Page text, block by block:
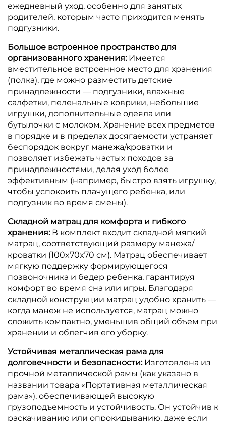
ежедневный уход, особенно для занятых
родителей, которым часто приходится менять
подгузники.
Большое встроенное пространство для
организованного хранения: Имеется
вместительное встроенное место для хранения
(полка), где можно разместить детские
принадлежности — подгузники, влажные
салфетки, пеленальные коврики, небольшие
игрушки, дополнительные одеяла или
бутылочки с молоком. Хранение всех предметов
в порядке и в пределах досягаемости устраняет
беспорядок вокруг манежа/кроватки и
позволяет избежать частых походов за
принадлежностями, делая уход более
эффективным (например, быстро взять игрушку,
чтобы успокоить плачущего ребенка, или
подгузник во время смены).
Складной матрац для комфорта и гибкого
хранения: В комплект входит складной мягкий
матрац, соответствующий размеру манежа/
кроватки (100x70x70 см). Матрац обеспечивает
мягкую поддержку формирующегося
позвоночника и бедер ребенка, гарантируя
комфорт во время сна или игры. Благодаря
складной конструкции матрац удобно хранить —
когда манеж не используется, матрац можно
сложить компактно, уменьшив общий объем при
хранении и облегчив его уборку.
Устойчивая металлическая рама для
долговечности и безопасности: Изготовлена из
прочной металлической рамы (как указано в
названии товара «Портативная металлическая
рама»), обеспечивающей высокую
грузоподъемность и устойчивость. Он устойчив к
раскачиванию или опрокидыванию, даже если